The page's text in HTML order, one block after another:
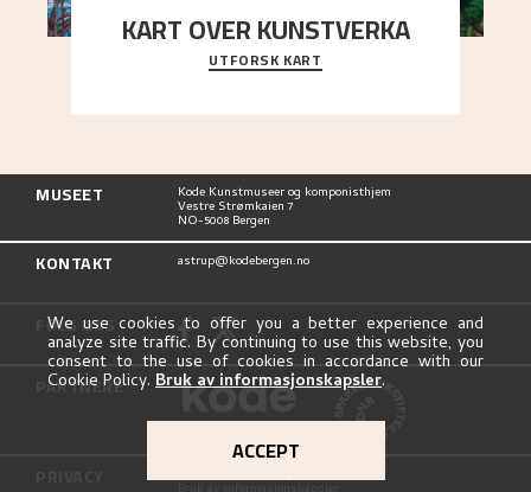
KART OVER KUNSTVERKA
Utforsk stedene og utsiktene i Astrups malerier
UTFORSK KART
MUSEET Kode Kunstmuseer og komponisthjem
Vestre Strømkaien 7
NO-5008 Bergen
KONTAKT astrup@kodebergen.no
FØLG OSS
PARTNERE
Personvernerklæring
We use cookies to offer you a better experience and
analyze site traffic. By continuing to use this website, you
consent to the use of cookies in accordance with our
Cookie Policy. Bruk av informasjonskapsler.
ACCEPT